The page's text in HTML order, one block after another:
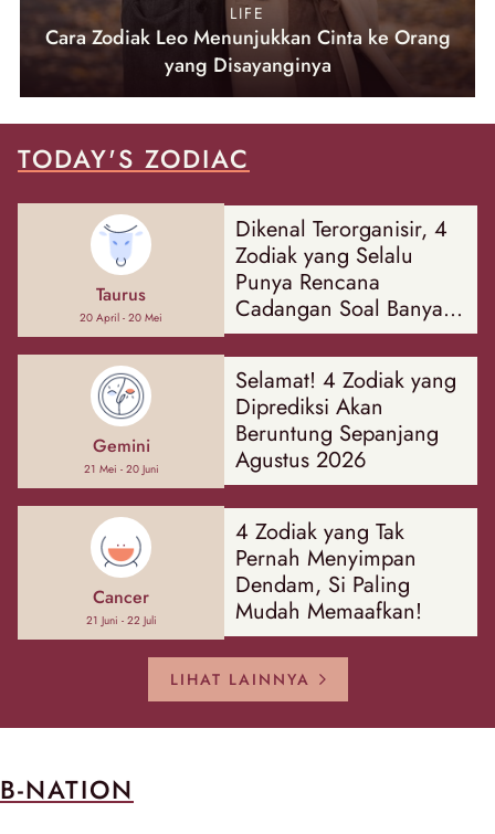
LIFE
Cara Zodiak Leo Menunjukkan Cinta ke Orang
yang Disayanginya
TODAY'S ZODIAC
Taurus
20 April - 20 Mei
Dikenal Terorganisir, 4
Zodiak yang Selalu
Punya Rencana
Cadangan Soal Banyak
Hal
Gemini
21 Mei - 20 Juni
Selamat! 4 Zodiak yang
Diprediksi Akan
Beruntung Sepanjang
Agustus 2026
Cancer
21 Juni - 22 Juli
4 Zodiak yang Tak
Pernah Menyimpan
Dendam, Si Paling
Mudah Memaafkan!
LIHAT LAINNYA
B-NATION